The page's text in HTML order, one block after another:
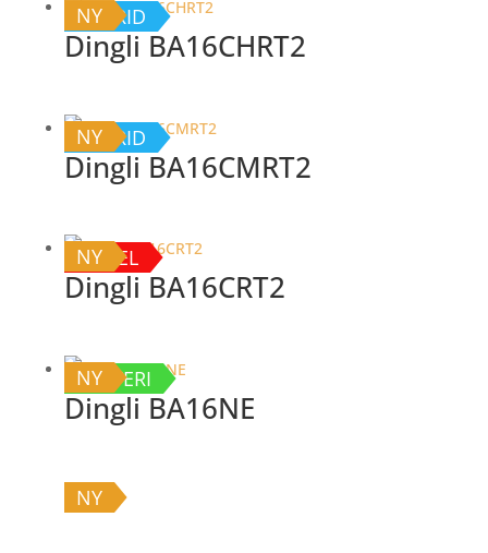
HYBRID
NY
Dingli BA16CHRT2
HYBRID
NY
Dingli BA16CMRT2
DIESEL
NY
Dingli BA16CRT2
BATTERI
NY
Dingli BA16NE
NY